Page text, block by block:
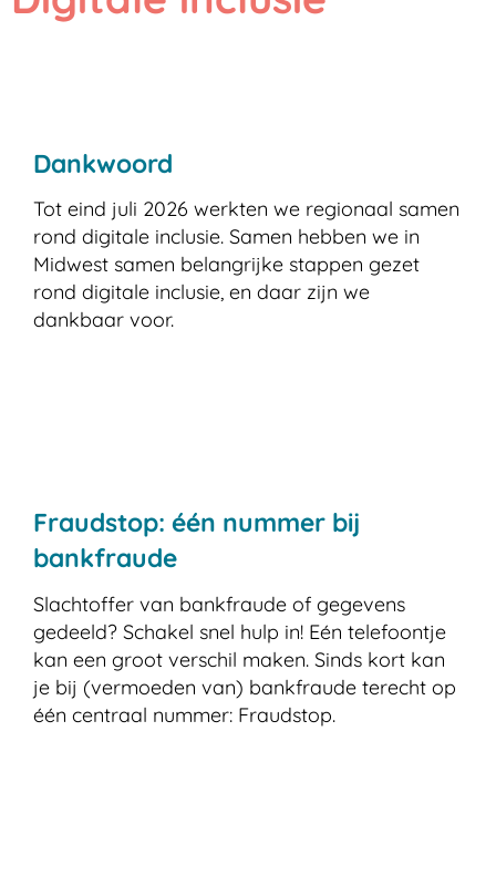
Dankwoord
Tot eind juli 2026 werkten we regionaal samen
rond digitale inclusie. Samen hebben we in
Midwest samen belangrijke stappen gezet
rond digitale inclusie, en daar zijn we
dankbaar voor.
Fraudstop: één nummer bij
bankfraude
Slachtoffer van bankfraude of gegevens
gedeeld? Schakel snel hulp in! Eén telefoontje
kan een groot verschil maken. Sinds kort kan
je bij (vermoeden van) bankfraude terecht op
één centraal nummer: Fraudstop.